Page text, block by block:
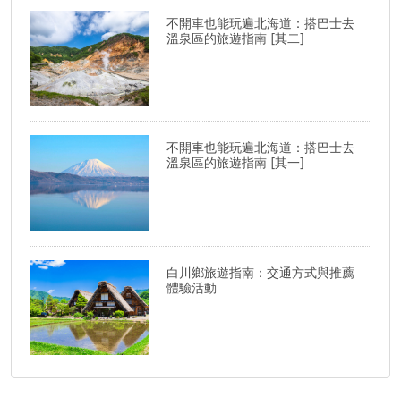
不開車也能玩遍北海道：搭巴士去
溫泉區的旅遊指南 [其二]
不開車也能玩遍北海道：搭巴士去
溫泉區的旅遊指南 [其一]
白川鄉旅遊指南：交通方式與推薦
體驗活動